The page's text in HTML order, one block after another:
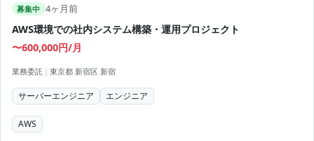
募集中 4ヶ月前
AWS環境での社内システム構築・運用プロジェクト
〜600,000円/月
業務委託 | 東京都 新宿区 新宿
サーバーエンジニア エンジニア
AWS